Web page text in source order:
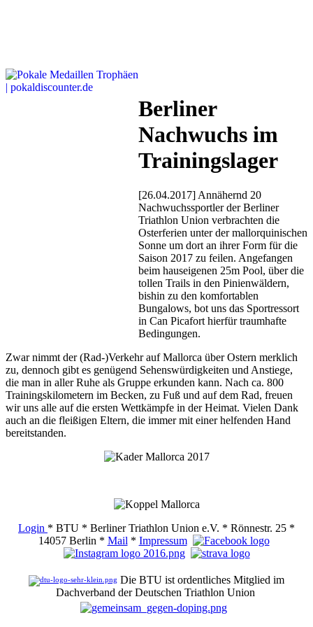
Berliner
Nachwuchs im
Trainingslager
[26.04.2017] Annähernd 20
Nachwuchssportler der Berliner
Triathlon Union verbrachten die
Osterferien unter der mallorquinischen
Sonne um dort an ihrer Form für die
Saison 2017 zu feilen. Angefangen
beim hauseigenen 25m Pool, über die
tollen Trails in den Pinienwäldern,
bishin zu den komfortablen
Bungalows, bot uns das Sportressort
in Can Picafort hierfür traumhafte
Bedingungen.
Zwar nimmt der (Rad-)Verkehr auf Mallorca über Ostern merklich
zu, dennoch gibt es genügend Sehenswürdigkeiten und Anstiege,
die man in aller Ruhe als Gruppe erkunden kann. Nach ca. 800
Trainingskilometern im Becken, zu Fuß und auf dem Rad, freuen
wir uns alle auf die ersten Wettkämpfe in der Heimat. Vielen Dank
auch an die fleißigen Eltern, die immer mit einer helfenden Hand
bereitstanden.
Login * BTU * Berliner Triathlon Union e.V. * Rönnestr. 25 *
14057 Berlin * Mail * Impressum
Die BTU ist ordentliches Mitglied im
Dachverband der Deutschen Triathlon Union